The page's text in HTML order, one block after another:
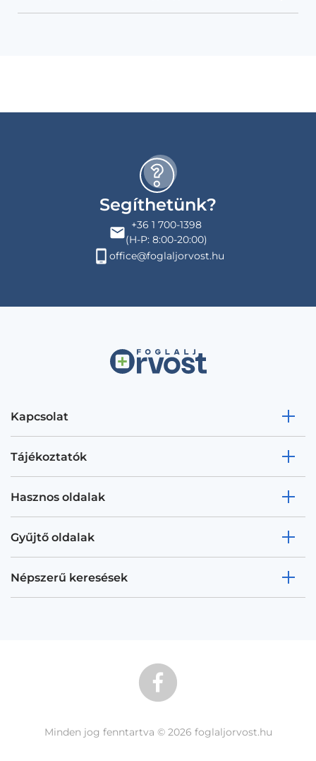
Segíthetünk?
+36 1 700-1398
(H-P: 8:00-20:00)
office@foglaljorvost.hu
Kapcsolat
Tájékoztatók
Hasznos oldalak
Gyűjtő oldalak
Népszerű keresések
Minden jog fenntartva © 2026 foglaljorvost.hu